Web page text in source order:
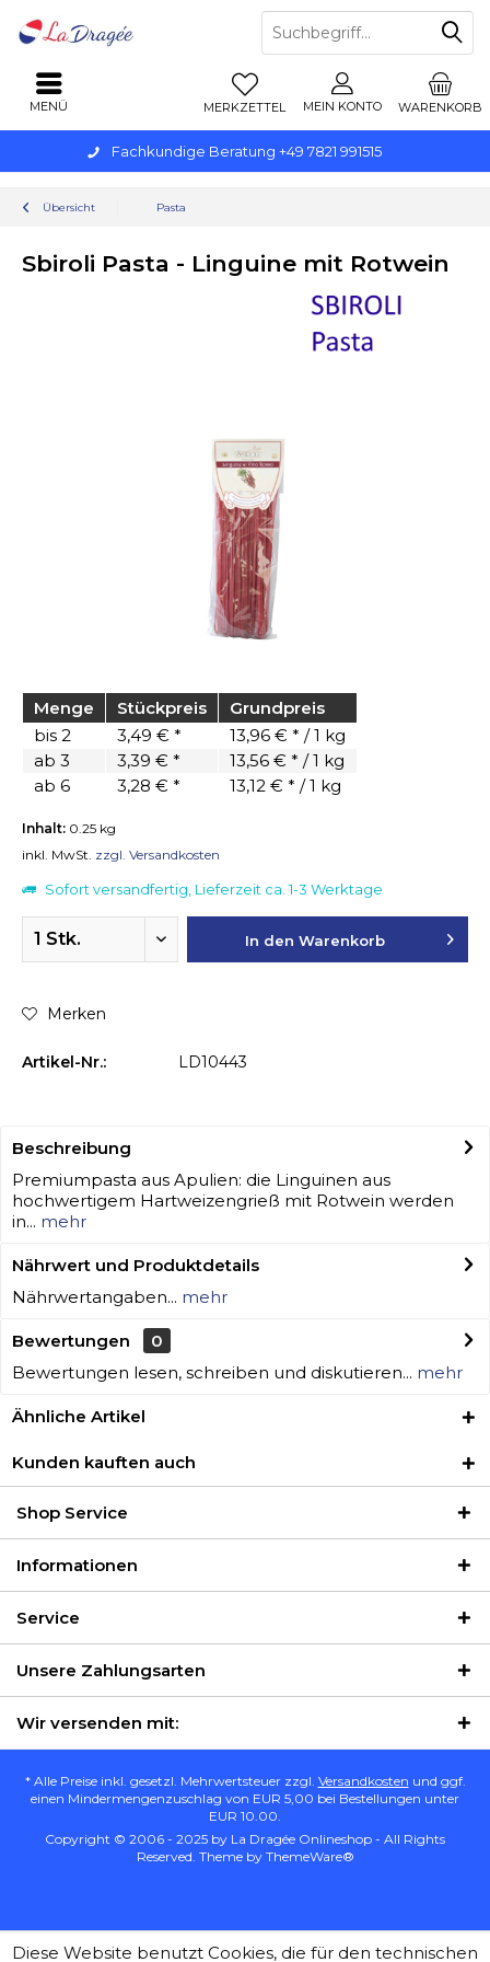
Fachkundige Beratung +49 7821 991515
WARENKORB
MERKZETTEL MEIN KONTO
MENÜ
Übersicht Pasta
Sbiroli Pasta - Linguine mit Rotwein
Menge Stückpreis
Grundpreis
bis 2 3,49 € *
13,96 € * / 1 kg
ab 3 3,39 € *
13,56 € * / 1 kg
ab 6 3,28 € * 13,12 € * / 1 kg
Inhalt: 0.25 kg
inkl. MwSt. zzgl. Versandkosten
Sofort versandfertig, Lieferzeit ca. 1-3 Werktage
In den Warenkorb
Merken
Artikel-Nr.: LD10443
Beschreibung
Premiumpasta aus Apulien: die Linguinen aus
hochwertigem Hartweizengrieß mit Rotwein werden
in... mehr
Nährwert und Produktdetails
Nährwertangaben... mehr
Bewertungen
0
Bewertungen lesen, schreiben und diskutieren... mehr
Ähnliche Artikel
Kunden kauften auch
Shop Service
Informationen
Service
Unsere Zahlungsarten
Wir versenden mit:
* Alle Preise inkl. gesetzl. Mehrwertsteuer zzgl. Versandkosten und ggf.
einen Mindermengenzuschlag von EUR 5,00 bei Bestellungen unter
EUR 10.00.
Copyright © 2006 - 2025 by La Dragée Onlineshop - All Rights
Reserved. Theme by ThemeWare®
Diese Website benutzt Cookies, die für den technischen